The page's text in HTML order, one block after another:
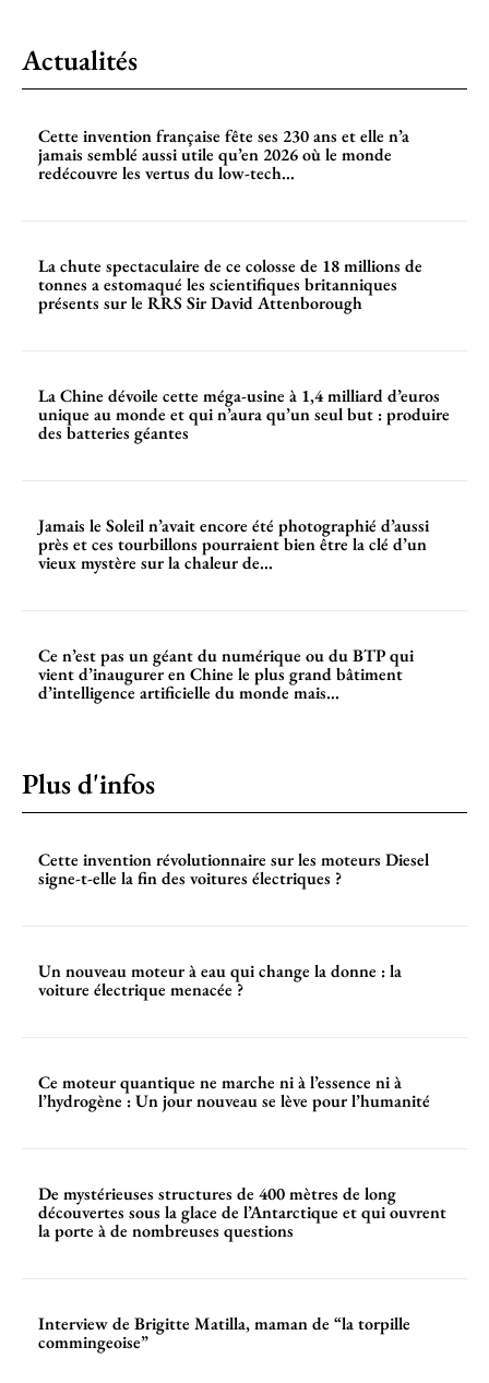
Actualités
Cette invention française fête ses 230 ans et elle n’a
jamais semblé aussi utile qu’en 2026 où le monde
redécouvre les vertus du low-tech...
La chute spectaculaire de ce colosse de 18 millions de
tonnes a estomaqué les scientifiques britanniques
présents sur le RRS Sir David Attenborough
La Chine dévoile cette méga-usine à 1,4 milliard d’euros
unique au monde et qui n’aura qu’un seul but : produire
des batteries géantes
Jamais le Soleil n’avait encore été photographié d’aussi
près et ces tourbillons pourraient bien être la clé d’un
vieux mystère sur la chaleur de...
Ce n’est pas un géant du numérique ou du BTP qui
vient d’inaugurer en Chine le plus grand bâtiment
d’intelligence artificielle du monde mais...
Plus d'infos
Cette invention révolutionnaire sur les moteurs Diesel
signe-t-elle la fin des voitures électriques ?
Un nouveau moteur à eau qui change la donne : la
voiture électrique menacée ?
Ce moteur quantique ne marche ni à l’essence ni à
l’hydrogène : Un jour nouveau se lève pour l’humanité
De mystérieuses structures de 400 mètres de long
découvertes sous la glace de l’Antarctique et qui ouvrent
la porte à de nombreuses questions
Interview de Brigitte Matilla, maman de “la torpille
commingeoise”